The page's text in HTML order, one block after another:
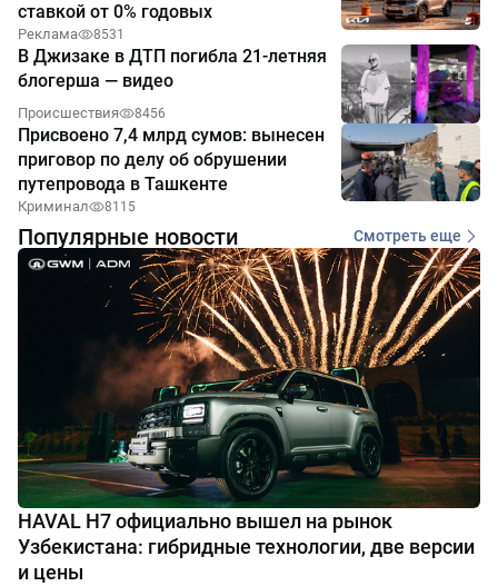
ставкой от 0% годовых
Реклама 8531
В Джизаке в ДТП погибла 21-летняя
блогерша — видео
Происшествия 8456
Присвоено 7,4 млрд сумов: вынесен
приговор по делу об обрушении
путепровода в Ташкенте
Криминал 8115
Популярные новости Смотреть еще
HAVAL H7 официально вышел на рынок
Узбекистана: гибридные технологии, две версии
и цены